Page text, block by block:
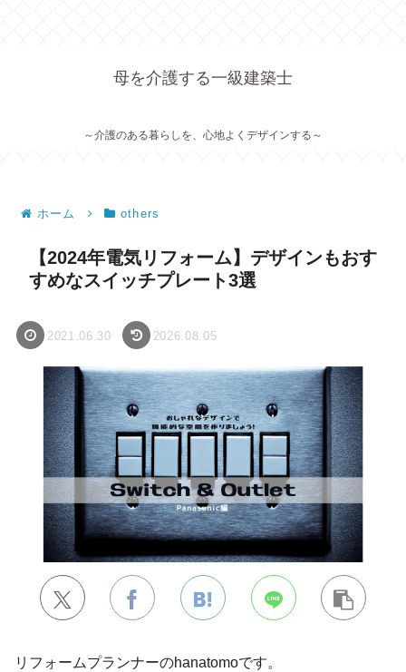
母を介護する一級建築士
～介護のある暮らしを、心地よくデザインする～
ホーム others
【2024年電気リフォーム】デザインもおす
すめなスイッチプレート3選
2021.06.30 2026.08.05
リフォームプランナーのhanatomoです。